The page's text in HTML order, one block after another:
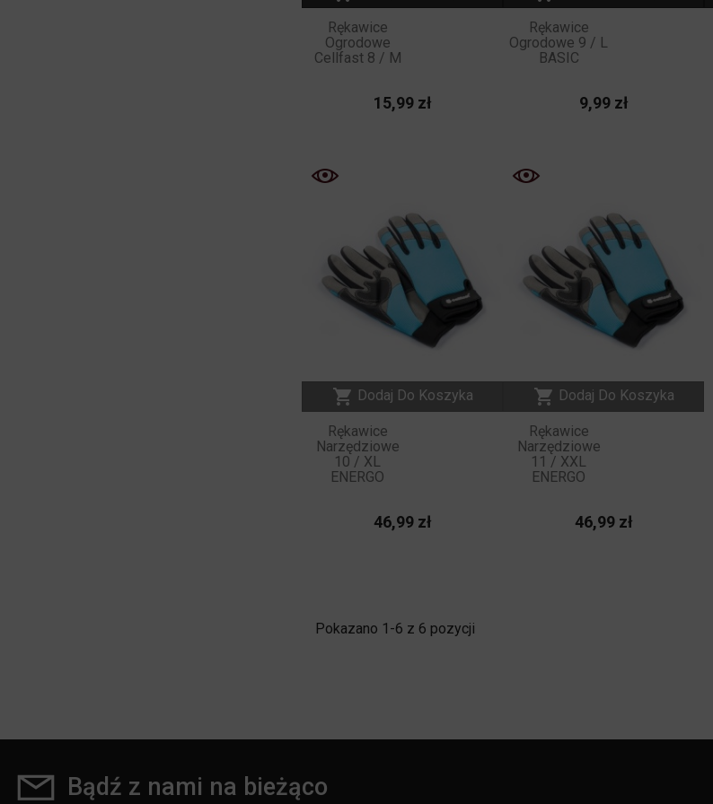
Rękawice
Ogrodowe
Cellfast 8 / M
Cena
15,99 zł
Rękawice
Ogrodowe 9 / L
BASIC
Cena
9,99 zł
 Dodaj Do Koszyka
Rękawice
Narzędziowe
10 / XL
ENERGO
Cena
46,99 zł
 Dodaj Do Koszyka
Rękawice
Narzędziowe
11 / XXL
ENERGO
Cena
46,99 zł
Pokazano 1-6 z 6 pozycji
Bądź z nami na bieżąco